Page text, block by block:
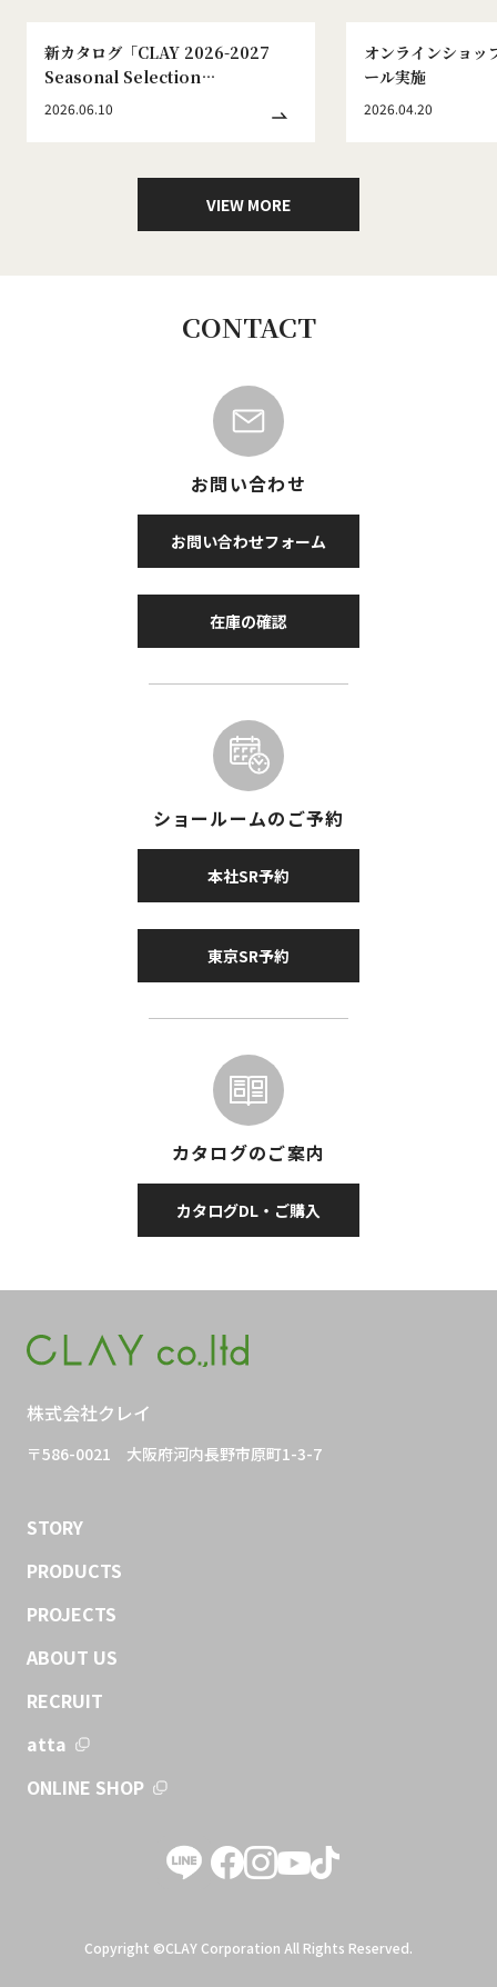
新カタログ「CLAY 2026-2027
Seasonal Selection
WINTER&SPRING No.186」発刊
2026.06.10
オンラインショッ
ール実施
2026.04.20
VIEW MORE
CONTACT
お問い合わせ
お問い合わせフォーム
在庫の確認
ショールームのご予約
本社SR予約
東京SR予約
カタログのご案内
カタログDL・ご購入
株式会社クレイ
〒586-0021 大阪府河内長野市原町1-3-7
STORY
PRODUCTS
PROJECTS
ABOUT US
RECRUIT
atta
ONLINE SHOP
Copyright ©CLAY Corporation All Rights Reserved.